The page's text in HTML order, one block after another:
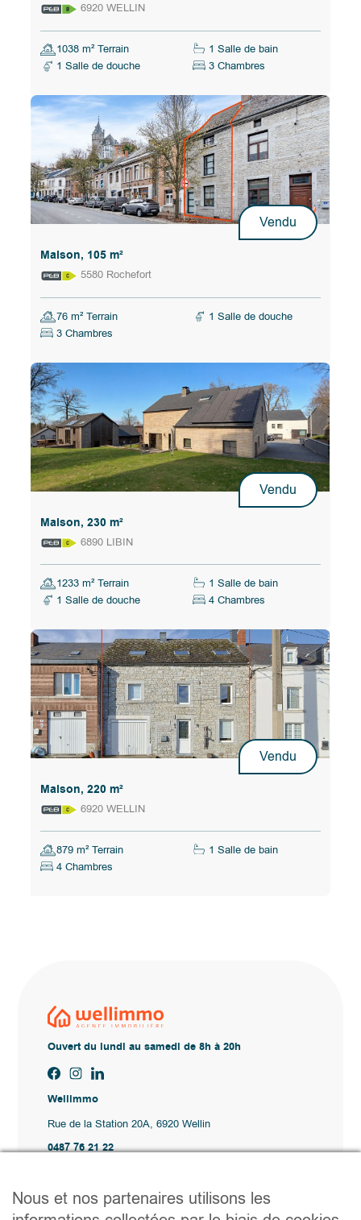
6920 WELLIN
1038 m² Terrain
1 Salle de bain
1 Salle de douche
3 Chambres
Vendu
Maison, 105 m²
5580 Rochefort
76 m² Terrain
1 Salle de douche
3 Chambres
Vendu
Maison, 230 m²
6890 LIBIN
1233 m² Terrain
1 Salle de bain
1 Salle de douche
4 Chambres
Vendu
Maison, 220 m²
6920 WELLIN
879 m² Terrain
1 Salle de bain
4 Chambres
Ouvert du lundi au samedi de 8h à 20h
Wellimmo
Rue de la Station 20A, 6920 Wellin
0487 76 21 22
Acheter
Nous et nos partenaires utilisons les